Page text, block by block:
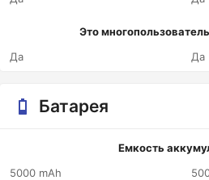
Это
Да
Да
Батарея
Емкость
5000 mAh